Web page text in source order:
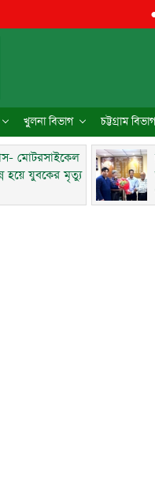
খুলনা বিভাগ চট্টগ্রাম বিভাগ
মোটরসাইকেল
হয়ে যুবকের মৃত্যু